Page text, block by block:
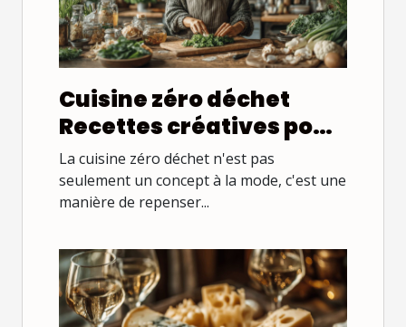
Cuisine zéro déchet
Recettes créatives pour
valoriser les restes et
réduire les déchets
La cuisine zéro déchet n'est pas
seulement un concept à la mode, c'est une
manière de repenser...